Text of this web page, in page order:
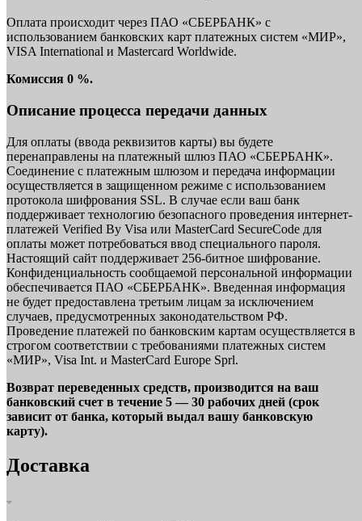
Оплата происходит через ПАО «СБЕРБАНК» с
использованием банковских карт платежных систем «МИР»,
VISA International и Mastercard Worldwide.
Комиссия 0 %.
Описание процесса передачи данных
Для оплаты (ввода реквизитов карты) вы будете
перенаправлены на платежный шлюз ПАО «СБЕРБАНК».
Соединение с платежным шлюзом и передача информации
осуществляется в защищенном режиме с использованием
протокола шифрования SSL. В случае если ваш банк
поддерживает технологию безопасного проведения интернет-
платежей Verified By Visa или MasterCard SecureCode для
оплаты может потребоваться ввод специального пароля.
Настоящий сайт поддерживает 256-битное шифрование.
Конфиденциальность сообщаемой персональной информации
обеспечивается ПАО «СБЕРБАНК». Введенная информация
не будет предоставлена третьим лицам за исключением
случаев, предусмотренных законодательством РФ.
Проведение платежей по банковским картам осуществляется в
строгом соответствии с требованиями платежных систем
«МИР», Visa Int. и MasterCard Europe Sprl.
Возврат переведенных средств, производится на ваш
банковский счет в течение 5 — 30 рабочих дней (срок
зависит от банка, который выдал вашу банковскую
карту).
Доставка